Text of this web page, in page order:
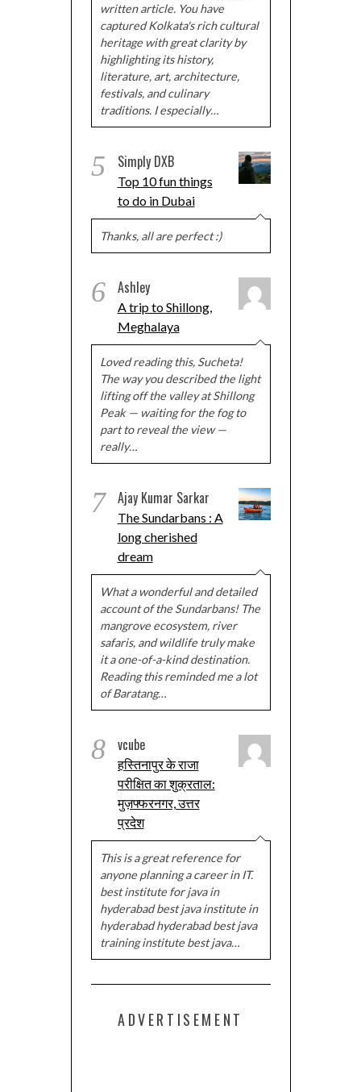
written article. You have
captured Kolkata's rich cultural
heritage with great clarity by
highlighting its history,
literature, art, architecture,
festivals, and culinary
traditions. I especially…
5 Simply DXB
Top 10 fun things
to do in Dubai
Thanks, all are perfect :)
6 Ashley
A trip to Shillong,
Meghalaya
Loved reading this, Sucheta!
The way you described the light
lifting off the valley at Shillong
Peak — waiting for the fog to
part to reveal the view —
really…
7 Ajay Kumar Sarkar
The Sundarbans : A
long cherished
dream
What a wonderful and detailed
account of the Sundarbans! The
mangrove ecosystem, river
safaris, and wildlife truly make
it a one-of-a-kind destination.
Reading this reminded me a lot
of Baratang…
8 vcube
हस्तिनापुर के राजा
परीक्षित का शुक्रताल:
मुज़फ्फरनगर, उत्तर
प्रदेश
This is a great reference for
anyone planning a career in IT.
best institute for java in
hyderabad best java institute in
hyderabad hyderabad best java
training institute best java…
ADVERTISEMENT